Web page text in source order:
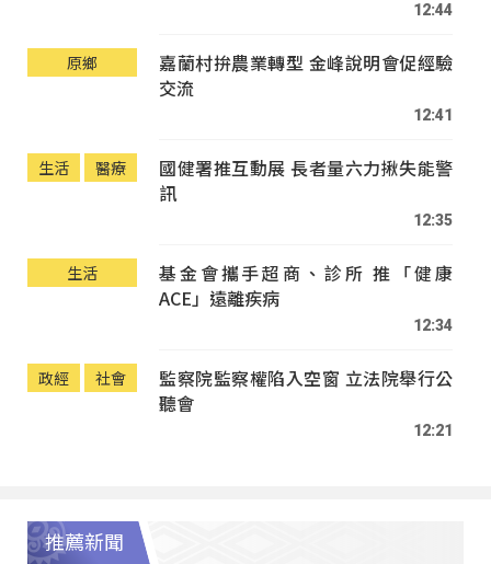
12:44
原鄉
嘉蘭村拚農業轉型 金峰說明會促經驗
交流
12:41
生活 醫療
國健署推互動展 長者量六力揪失能警
訊
12:35
生活
基金會攜手超商、診所 推「健康
ACE」遠離疾病
12:34
政經 社會
監察院監察權陷入空窗 立法院舉行公
聽會
12:21
推薦新聞